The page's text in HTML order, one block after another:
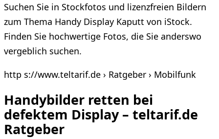
Suchen Sie in Stockfotos und lizenzfreien Bildern
zum Thema Handy Display Kaputt von iStock.
Finden Sie hochwertige Fotos, die Sie anderswo
vergeblich suchen.
http s://www.teltarif.de › Ratgeber › Mobilfunk
Handybilder retten bei
defektem Display – teltarif.de
Ratgeber